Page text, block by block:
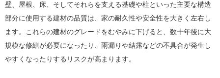
壁、屋根、床、そしてそれらを支える基礎や柱といった主要な構造
部分に使用する建材の品質は、家の耐久性や安全性を大きく左右し
ます。これらの建材のグレードをむやみに下げると、数十年後に大
規模な修繕が必要になったり、雨漏りや結露などの不具合が発生し
やすくなったりするリスクが高まります。